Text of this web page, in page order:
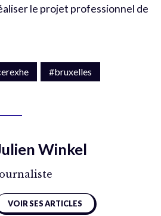
le projet professionnel de
#bruxelles
Winkel
VOIR SES ARTICLES